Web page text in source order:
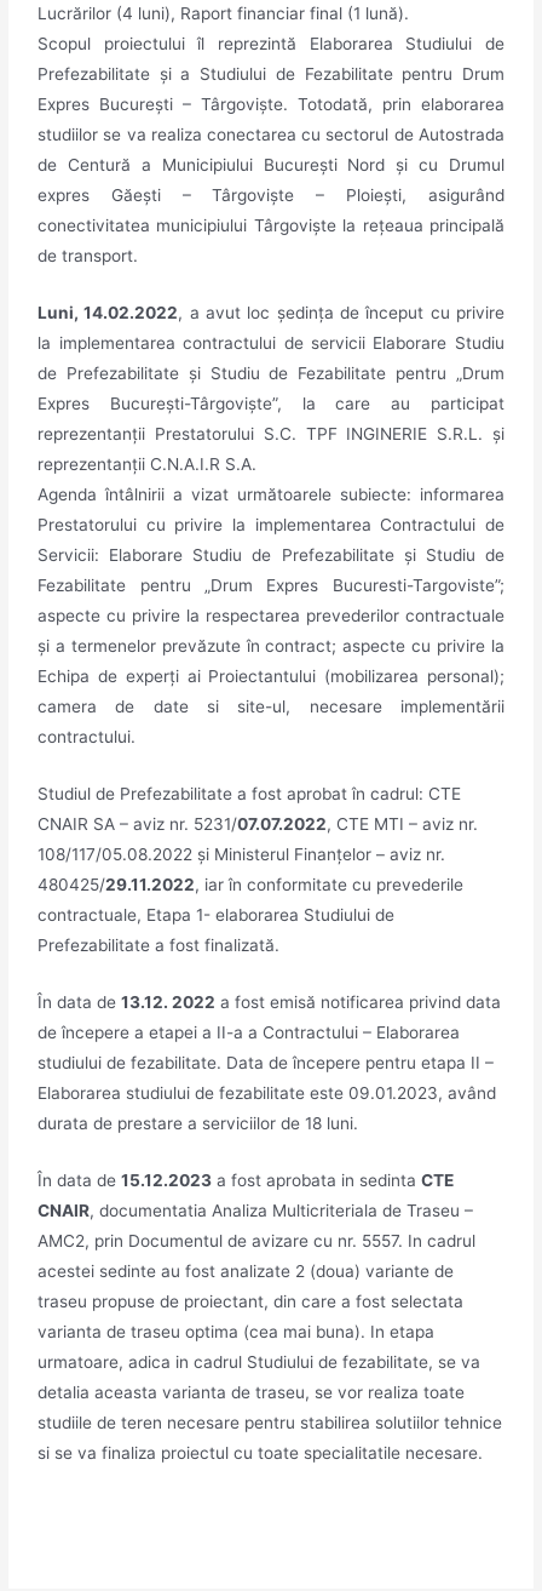
Lucrărilor (4 luni), Raport financiar final (1 lună).
Scopul proiectului îl reprezintă Elaborarea Studiului de
Prefezabilitate și a Studiului de Fezabilitate pentru Drum
Expres București – Târgoviște. Totodată, prin elaborarea
studiilor se va realiza conectarea cu sectorul de Autostrada
de Centură a Municipiului București Nord și cu Drumul
expres Găești – Târgoviște – Ploiești, asigurând
conectivitatea municipiului Târgoviște la rețeaua principală
de transport.
Luni, 14.02.2022, a avut loc ședința de început cu privire
la implementarea contractului de servicii Elaborare Studiu
de Prefezabilitate și Studiu de Fezabilitate pentru „Drum
Expres București-Târgoviște”, la care au participat
reprezentanții Prestatorului S.C. TPF INGINERIE S.R.L. și
reprezentanții C.N.A.I.R S.A.
Agenda întâlnirii a vizat următoarele subiecte: informarea
Prestatorului cu privire la implementarea Contractului de
Servicii: Elaborare Studiu de Prefezabilitate și Studiu de
Fezabilitate pentru „Drum Expres Bucuresti-Targoviste”;
aspecte cu privire la respectarea prevederilor contractuale
și a termenelor prevăzute în contract; aspecte cu privire la
Echipa de experți ai Proiectantului (mobilizarea personal);
camera de date si site-ul, necesare implementării
contractului.
Studiul de Prefezabilitate a fost aprobat în cadrul: CTE
CNAIR SA – aviz nr. 5231/07.07.2022, CTE MTI – aviz nr.
108/117/05.08.2022 și Ministerul Finanțelor – aviz nr.
480425/29.11.2022, iar în conformitate cu prevederile
contractuale, Etapa 1- elaborarea Studiului de
Prefezabilitate a fost finalizată.
În data de13.12. 2022 a fost emisă notificarea privind data
de începere a etapei a II-a a Contractului – Elaborarea
studiului de fezabilitate. Data de începere pentru etapa II –
Elaborarea studiului de fezabilitate este 09.01.2023, având
durata de prestare a serviciilor de 18 luni.
În data de15.12.2023 a fost aprobata in sedintaCTE
CNAIR, documentatia Analiza Multicriteriala de Traseu –
AMC2, prin Documentul de avizare cu nr. 5557. In cadrul
acestei sedinte au fost analizate 2 (doua) variante de
traseu propuse de proiectant, din care a fost selectata
varianta de traseu optima (cea mai buna). In etapa
urmatoare, adica in cadrul Studiului de fezabilitate, se va
detalia aceasta varianta de traseu, se vor realiza toate
studiile de teren necesare pentru stabilirea solutiilor tehnice
si se va finaliza proiectul cu toate specialitatile necesare.